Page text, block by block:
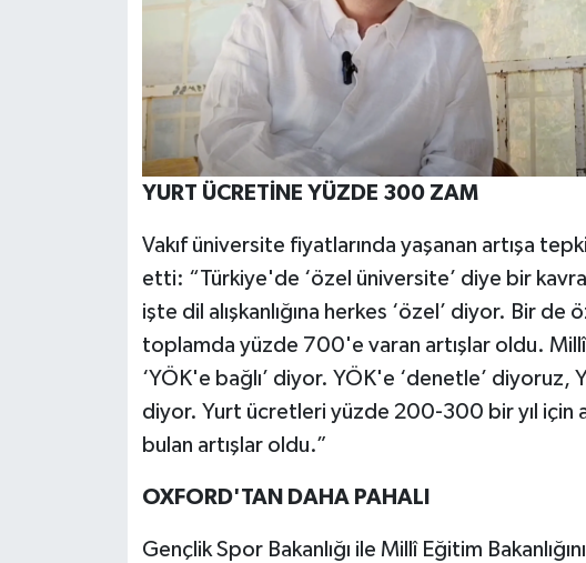
YURT ÜCRETİNE YÜZDE 300 ZAM
Vakıf üniversite fiyatlarında yaşanan artışa
etti: “Türkiye'de ‘özel üniversite’ diye bir
işte dil alışkanlığına herkes ‘özel’ diyor. Bir de
toplamda yüzde 700'e varan artışlar oldu.
‘YÖK'e bağlı’ diyor. YÖK'e ‘denetle’ diyoruz,
diyor. Yurt ücretleri yüzde 200-300 bir yıl için
bulan artışlar oldu.”
OXFORD'TAN DAHA PAHALI
Gençlik Spor Bakanlığı ile Millî Eğitim